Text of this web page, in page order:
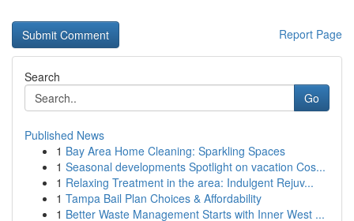
Report Page
Search
Go
Published News
1 Bay Area Home Cleaning: Sparkling Spaces
1 Seasonal developments Spotlight on vacation Cos...
1 Relaxing Treatment in the area: Indulgent Rejuv...
1 Tampa Bail Plan Choices & Affordability
1 Better Waste Management Starts with Inner West ...